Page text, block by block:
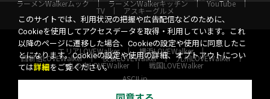
ラーメンWalkerムック ラーメンWalkerキッチン YouTube
TV アスキーグルメ
エリアLOVEWalker 横浜LOVEWalker
西新宿LOVEWalker 夜景LOVEWalker 九州LOVEWalker
丸の内LOVEWalker
戦国LOVEWalker
ASCII.jp
このサイトでは、利用状況の把握や広告配信などのために、
Cookieを使用してアクセスデータを取得・利用しています。これ
以降のページに遷移した場合、Cookieの設定や使用に同意したこ
とになります。Cookieの設定や使用の詳細、オプトアウトについ
ては詳細 をご覧ください。